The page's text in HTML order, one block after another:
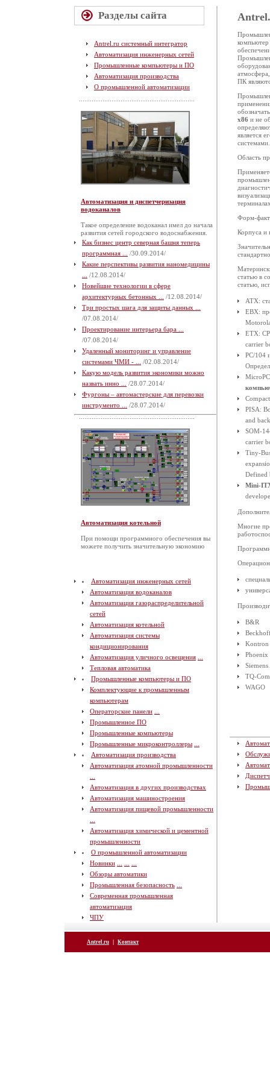
Разделы сайта
Antrel.ru системный интегратор
Автоматизация инженерных сетей
Промышленные компьютеры и ПО
Автоматизация производства
О промышленной автоматизации
Автоматизация и диспетчеризация
водоканалов
Такое определение водоканал имел до начала
развития сетей городского водоснабжения.
Как бизнес центр северная башня теперь
программная ...
/30.09.2014/
Какие перспективы развития наномедицины
/12.08.2014/
Новейшие технологии в сфере
архитектурных бетонных ...
/12.08.2014/
Три простых шага для защиты данных ...
/07.08.2014/
Проектирование интерьера бара ...
/07.08.2014/
Удаленный мониторинг и управление
системами ЧМИ - ...
/02.08.2014/
Какую модель развития экономики можно
назвать инно ...
/28.07.2014/
Фургоны – автомастерские для перевозки
инструменто ...
/28.07.2014/
Автоматизация котельной
При помощи программного обеспечения вы
можете получить значительную экономию
Автоматизация инженерных сетей
Автоматизация водоканалов
Автоматизация газораспределительной
сетей
Автоматизация котельной
Автоматизация системы
кондиционирования
Автоматизация уличного освещения
Тепловая автоматика
Промышленные компьютеры и ПО
Комплектующие к промышленным
компьютерам
Операторские панели
Промышленное ПО
Промышленные компьютеры
Промышленные микроконтроллеры
Автоматизация производства
Автоматизация атомной промышленности
Автоматизация в других производствах
Автоматизация машиностроения
Автоматизация пищевой промышленности
Автоматизация химической и цементной
промышленности
О промышленной автоматизации
Новинки
Обзоры автоматики
Промышленная безопасность
Современная промышленная
автоматизация
ЧПУ
ПК
x86 и не
является
системами.
Область
Форм-
Корпуса и
статью в
статью,
ATX:
EBX:
ETX:
carrier
PC/104
PISA:
and
SOM-
carrier
Tiny-
Defined
Mini-
Многие
B&R
Kontron
Phoenix
Siemens
TQ-
WAGO
Antrel.ru | Контакт